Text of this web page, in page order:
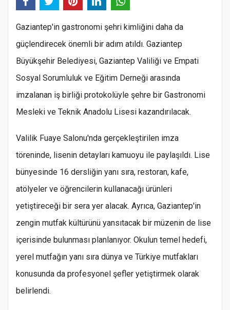
Gaziantep'in gastronomi şehri kimliğini daha da
güçlendirecek önemli bir adım atıldı. Gaziantep
Büyükşehir Belediyesi, Gaziantep Valiliği ve Empati
Sosyal Sorumluluk ve Eğitim Derneği arasında
imzalanan iş birliği protokolüyle şehre bir Gastronomi
Mesleki ve Teknik Anadolu Lisesi kazandırılacak.
Valilik Fuaye Salonu'nda gerçekleştirilen imza
töreninde, lisenin detayları kamuoyu ile paylaşıldı. Lise
bünyesinde 16 dersliğin yanı sıra, restoran, kafe,
atölyeler ve öğrencilerin kullanacağı ürünleri
yetiştireceği bir sera yer alacak. Ayrıca, Gaziantep'in
zengin mutfak kültürünü yansıtacak bir müzenin de lise
içerisinde bulunması planlanıyor. Okulun temel hedefi,
yerel mutfağın yanı sıra dünya ve Türkiye mutfakları
konusunda da profesyonel şefler yetiştirmek olarak
belirlendi.